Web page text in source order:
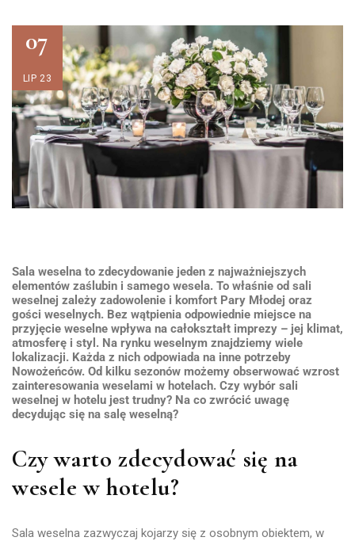
07
LIP 23
Sala weselna to zdecydowanie jeden z najważniejszych
elementów zaślubin i samego wesela. To właśnie od sali
weselnej zależy zadowolenie i komfort Pary Młodej oraz
gości weselnych. Bez wątpienia odpowiednie miejsce na
przyjęcie weselne wpływa na całokształt imprezy – jej klimat,
atmosferę i styl. Na rynku weselnym znajdziemy wiele
lokalizacji. Każda z nich odpowiada na inne potrzeby
Nowożeńców. Od kilku sezonów możemy obserwować wzrost
zainteresowania weselami w hotelach. Czy wybór sali
weselnej w hotelu jest trudny? Na co zwrócić uwagę
decydując się na salę weselną?
Czy warto zdecydować się na
wesele w hotelu?
Sala weselna zazwyczaj kojarzy się z osobnym obiektem, w